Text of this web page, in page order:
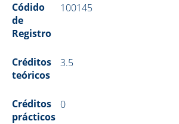
Códido
de
Registro
100145
Créditos
teóricos
3.5
Créditos
prácticos
0